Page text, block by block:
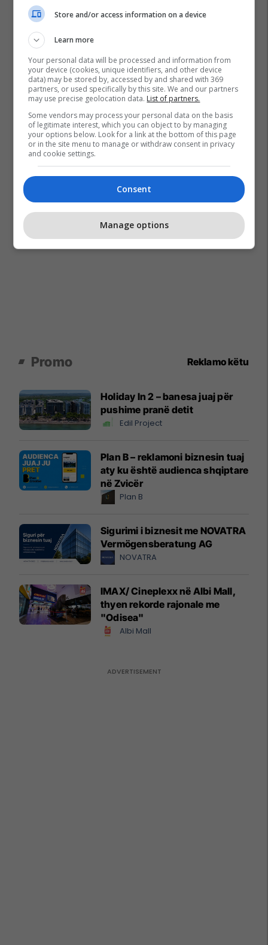
Promo Reklamo këtu
Holiday In 2 – banesa juaj për
pushime pranë detit
Edil Project
Plan B – reklamoni biznesin tuaj
aty ku është audienca shqiptare
në Zvicër
Plan B
Sigurimi i biznesit me NOVATRA
Vermögensberatung AG
NOVATRA
IMAX/ Cineplexx në Albi Mall,
thyen rekorde rajonale me
"Odisea"
Albi Mall
Store and/or access information on a device
Learn more
Your personal data will be processed and information from
your device (cookies, unique identifiers, and other device
data) may be stored by, accessed by and shared with 369
partners, or used specifically by this site. We and our partners
may use precise geolocation data. List of partners.
Some vendors may process your personal data on the basis
of legitimate interest, which you can object to by managing
your options below. Look for a link at the bottom of this page
or in the site menu to manage or withdraw consent in privacy
and cookie settings.
Consent
Manage options